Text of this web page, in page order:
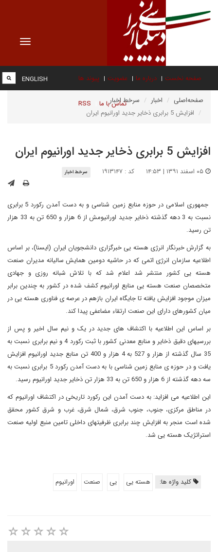
Toggle
صفحه نخست درباره ما عضویت پیوند ها
تماس با ما RSS
ENGLISH
صفحه‌اصلی اخبار
سرخط اخبار
افزایش 5 برابری ذخایر جدید اورانیوم ایران
افزایش 5 برابری ذخایر جدید اورانیوم ایران
کد : ۱۹۱۳۱۴۷ سرخط اخبار
جمهوری اسلامی در حوزه منابع زمین شناسی و به دست آمدن رکورد 5 برابری
نسبت به 3 دهه گذشته ذخایر جدید اورانیومش از 6 هزار و 650 تن به 33 هزار
تن رسید.
به گزارش خبرنگار انرژی هسته یی خبرگزاری دانشجویان ایران (ایسنا)، بر اساس
اطلاعیه سازمان انرژی اتمی که در حاشیه دومین همایش سالیانه مدیران صنعت
هسته یی کشور منتشر شد اعلام شد که با تلاش شبانه روزی و جهادی
متخصصان صنعت هسته یی منابع اورانیوم کشف شده در کشور به چندین برابر
میزان موجود افزایش یافته تا جایگاه ایران بازهم در عرصه ی فناوری هسته یی در
میان کشورهای دارای این صنعت ارتقاء مضاعفی پیدا کند.
بر اساس این اطلاعیه با اکتشاف های جدید در یک و نیم سال اخیر و پس از
بررسیهای دقیق ذخایر و منابع معدنی کشور با ثبت رکورد 4 و نیم برابری نسبت به
35 سال گذشته از هزار و 527 به 4 هزار و 400 تن منابع جدید اورانیوم افزایش
یافت و در حوزه ی منابع زمین شناسی با به دست آمدن رکورد 5 برابری نسبت به
سه دهه گذشته از 6 هزار و 650 تن به 33 هزار تن ذخایر جدید اورانیوم رسید.
این اطلاعیه می افزاید: به دست آمدن این رکورد تاریخی در اکتشاف اورانیوم که
در مناطق مرکزی، جنوب، جنوب شرق، شمال شرق، غرب و شرق کشور محقق
شده است منجر به افزایش چند برابری ظرفیتهای داخلی تامین منبع اولیه صنعت
استراتژیک هسته یی شد.
کلید واژه ها: هسته یی یی صنعت اورانیوم